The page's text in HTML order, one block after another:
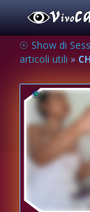
☉ Show di
articoli utili »